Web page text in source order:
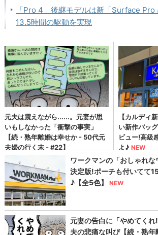
「Pro 4」後継モデルは新「Surface Pro
13.5時間の駆動を実現